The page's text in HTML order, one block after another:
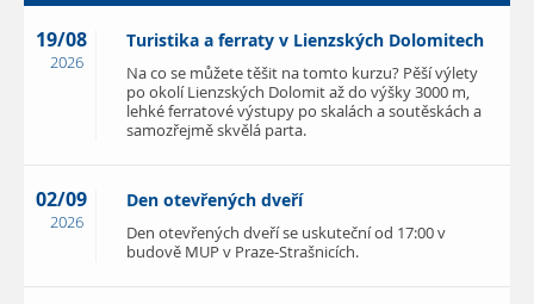
19/08
2026
Turistika a ferraty v Lienzských Dolomitech
Na co se můžete těšit na tomto kurzu? Pěší výlety
po okolí Lienzských Dolomit až do výšky 3000 m,
lehké ferratové výstupy po skalách a soutěskách a
samozřejmě skvělá parta.
02/09
2026
Den otevřených dveří
Den otevřených dveří se uskuteční od 17:00 v
budově MUP v Praze-Strašnicích.